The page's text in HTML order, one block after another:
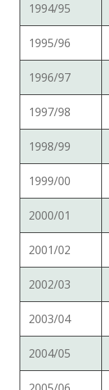
1994/95
1995/96
1996/97
1997/98
1998/99
1999/00
2000/01
2001/02
2002/03
2003/04
2004/05